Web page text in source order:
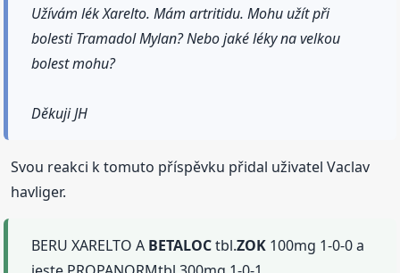
Užívám lék Xarelto. Mám artritidu. Mohu užít při
bolesti Tramadol Mylan? Nebo jaké léky na velkou
bolest mohu?
Děkuji JH
Svou reakci k tomuto příspěvku přidal uživatel Vaclav
havliger.
BERU XARELTO A BETALOCtbl.ZOK 100mg 1-0-0 a